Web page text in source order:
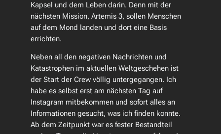
Kapsel und dem Leben darin. Denn mit der
nächsten Mission, Artemis 3, sollen Menschen
auf dem Mond landen und dort eine Basis
errichten.
Neben all den negativen Nachrichten und
Katastrophen im aktuellen Weltgeschehen ist
der Start der Crew völlig untergegangen. Ich
habe es selbst erst am nächsten Tag auf
Instagram mitbekommen und sofort alles an
Informationen gesucht, was ich finden konnte.
Ab dem Zeitpunkt war es fester Bestandteil